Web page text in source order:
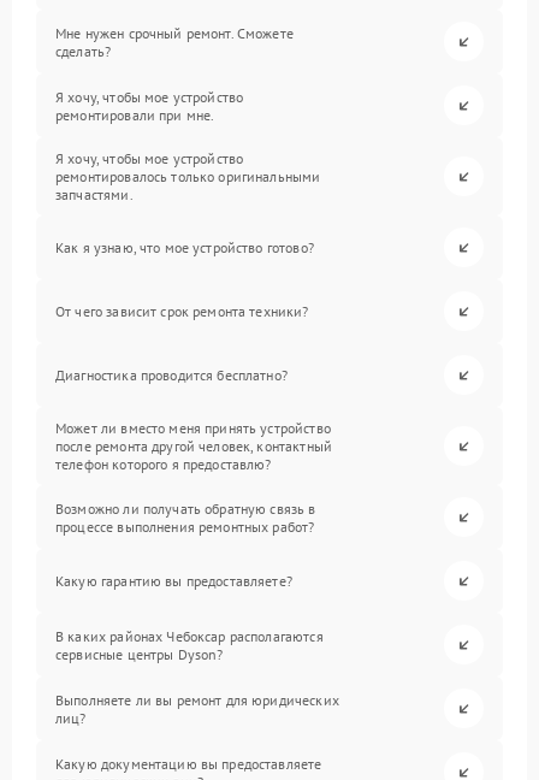
Мне нужен срочный ремонт. Сможете
сделать?
Я хочу, чтобы мое устройство
ремонтировали при мне.
Я хочу, чтобы мое устройство
ремонтировалось только оригинальными
запчастями.
Как я узнаю, что мое устройство готово?
От чего зависит срок ремонта техники?
Диагностика проводится бесплатно?
Может ли вместо меня принять устройство
после ремонта другой человек, контактный
телефон которого я предоставлю?
Возможно ли получать обратную связь в
процессе выполнения ремонтных работ?
Какую гарантию вы предоставляете?
В каких районах Чебоксар располагаются
сервисные центры Dyson?
Выполняете ли вы ремонт для юридических
лиц?
Какую документацию вы предоставляете